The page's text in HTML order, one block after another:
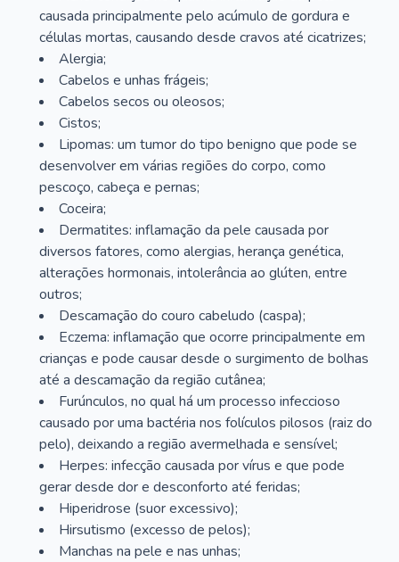
causada principalmente pelo acúmulo de gordura e
células mortas, causando desde cravos até cicatrizes;
Alergia;
Cabelos e unhas frágeis;
Cabelos secos ou oleosos;
Cistos;
Lipomas: um tumor do tipo benigno que pode se
desenvolver em várias regiões do corpo, como
pescoço, cabeça e pernas;
Coceira;
Dermatites: inflamação da pele causada por
diversos fatores, como alergias, herança genética,
alterações hormonais, intolerância ao glúten, entre
outros;
Descamação do couro cabeludo (caspa);
Eczema: inflamação que ocorre principalmente em
crianças e pode causar desde o surgimento de bolhas
até a descamação da região cutânea;
Furúnculos, no qual há um processo infeccioso
causado por uma bactéria nos folículos pilosos (raiz do
pelo), deixando a região avermelhada e sensível;
Herpes: infecção causada por vírus e que pode
gerar desde dor e desconforto até feridas;
Hiperidrose (suor excessivo);
Hirsutismo (excesso de pelos);
Manchas na pele e nas unhas;